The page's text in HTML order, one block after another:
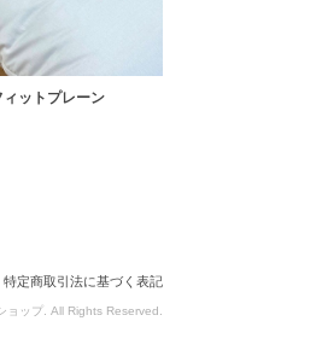
ットプレーン
特定商取引法に基づく表記
ップ. All Rights Reserved.